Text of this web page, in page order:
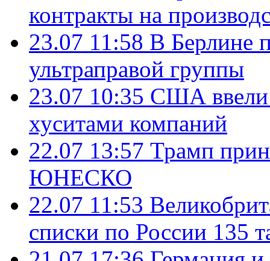
контракты на
23.07 11:58 В Берлине
ультраправой группы
23.07 10:35 США ввели
хуситами компаний
22.07 13:57 Трамп
ЮНЕСКО
22.07 11:53
списки по России 135